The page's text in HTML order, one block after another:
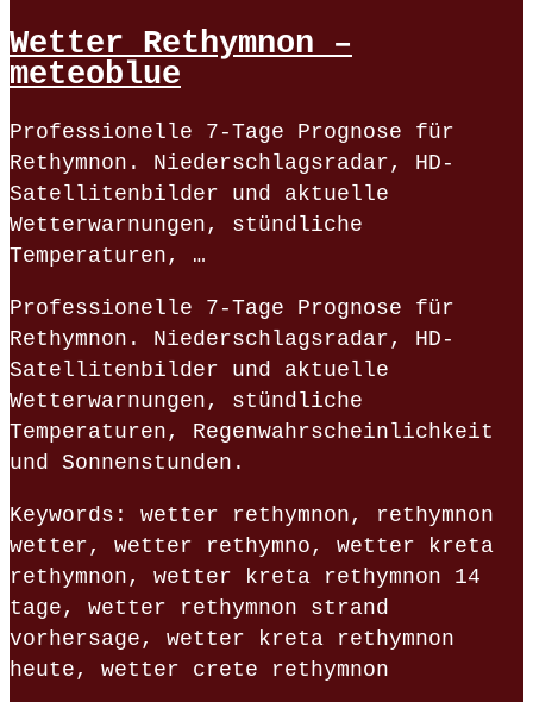
Wetter Rethymnon –
meteoblue
Professionelle 7-Tage Prognose für
Rethymnon. Niederschlagsradar, HD-
Satellitenbilder und aktuelle
Wetterwarnungen, stündliche
Temperaturen, …
Professionelle 7-Tage Prognose für
Rethymnon. Niederschlagsradar, HD-
Satellitenbilder und aktuelle
Wetterwarnungen, stündliche
Temperaturen, Regenwahrscheinlichkeit
und Sonnenstunden.
Keywords: wetter rethymnon, rethymnon
wetter, wetter rethymno, wetter kreta
rethymnon, wetter kreta rethymnon 14
tage, wetter rethymnon strand
vorhersage, wetter kreta rethymnon
heute, wetter crete rethymnon